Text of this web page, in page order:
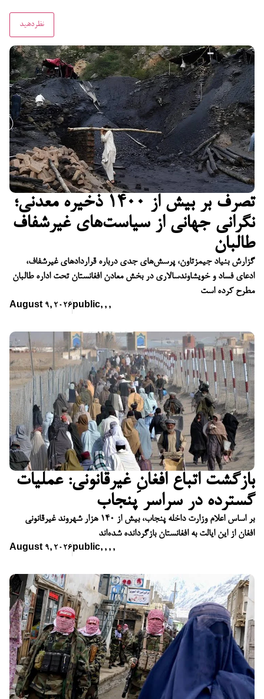
تصرف بر بیش از ۱۴۰۰ ذخیره معدنی؛
نگرانی جهانی از سیاست‌های غیرشفاف
طالبان
گزارش بنیاد جیمزتاون، پرسش‌های جدی درباره قراردادهای غیرشفاف،
ادعای فساد و خویشاوندسالاری در بخش معادن افغانستان تحت اداره طالبان
مطرح کرده است
August 9, 2026 public, , ,
بازگشت اتباع افغانِ غیرقانونی: عملیات
گسترده در سراسر پنجاب
بر اساس اعلام وزارت داخله پنجاب، بیش از ۱۴۰ هزار شهروند غیرقانونی
افغان از این ایالت به افغانستان بازگردانده شده‌اند
August 9, 2026 public, , , ,